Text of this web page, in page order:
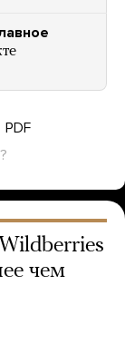
PDF
чем